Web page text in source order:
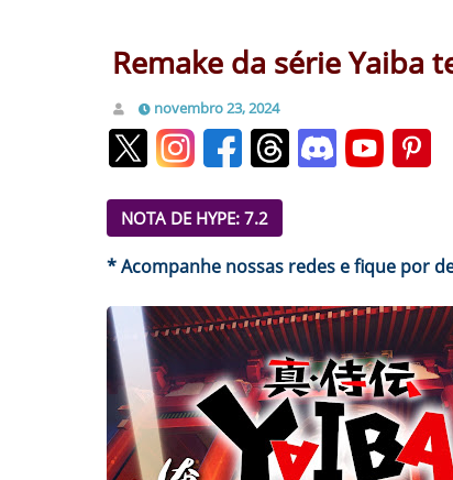
Remake da série Yaiba
novembro 23, 2024
NOTA DE HYPE: 7.2
* Acompanhe nossas redes e fique por